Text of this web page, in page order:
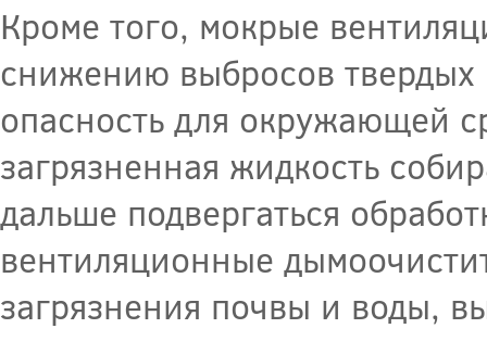
Кроме того, мокрые
снижению выбросов твердых
опасность для окружающей
загрязненная жидкость
дальше подвергаться
вентиляционные
загрязнения почвы и воды,